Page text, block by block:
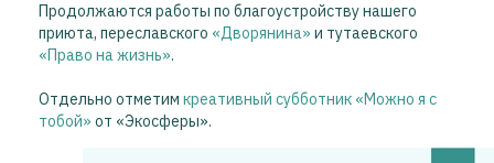
Продолжаются работы по благоустройству нашего
приюта, переславского «Дворянина» и тутаевского
«Право на жизнь».
Отдельно отметим креативный субботник «Можно я с
тобой» от «Экосферы».